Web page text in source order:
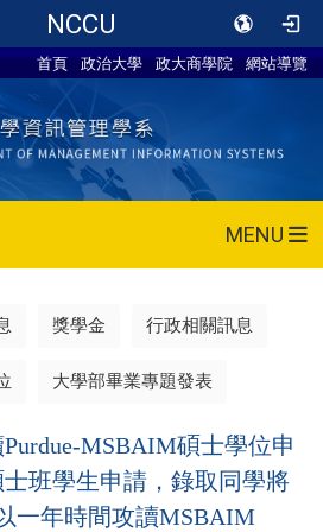
NCCU
首頁 政治大學 政大商學院 網站導覽
MENU
獎學金 行政相關訊息
大學部畢業專題發表
Purdue-MSBAIM碩士學位申
班學生申請，錄取同學將
一年時間攻讀MSBAIM